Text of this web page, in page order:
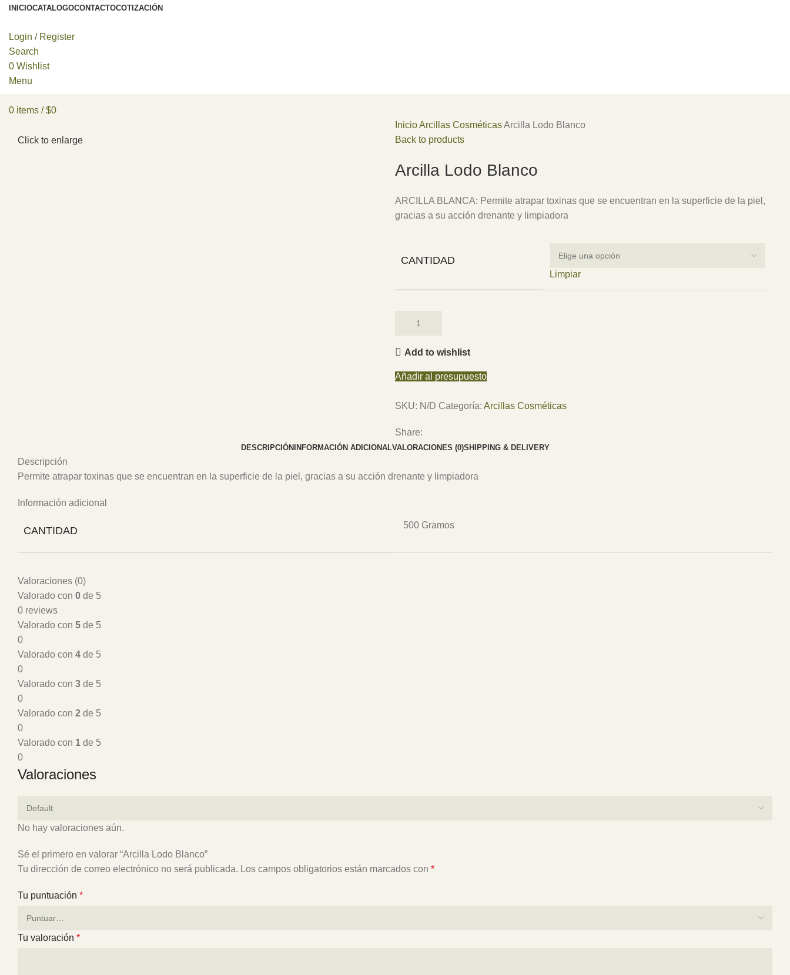
INICIOCATALOGOCONTACTOCOTIZACIÓN
Login / Register
Search
0 Wishlist
Menu
0 items / $0
Click to enlarge
InicioArcillas CosméticasArcilla Lodo Blanco
Back to products
Arcilla Lodo Blanco
ARCILLA BLANCA: Permite atrapar toxinas que se encuentran en la superficie de la piel,
gracias a su acción drenante y limpiadora
CANTIDAD
Limpiar
Add to wishlist
Añadir al presupuesto
SKU: N/D Categoría: Arcillas Cosméticas
Share:
DESCRIPCIÓN INFORMACIÓN ADICIONALVALORACIONES (0)SHIPPING & DELIVERY
Descripción
Permite atrapar toxinas que se encuentran en la superficie de la piel, gracias a su acción drenante y limpiadora
Información adicional
CANTIDAD 500 Gramos
Valoraciones (0)
Valorado con 0 de 5
0 reviews
Valorado con 5 de 5
0
Valorado con 4 de 5
0
Valorado con 3 de 5
0
Valorado con 2 de 5
0
Valorado con 1 de 5
0
Valoraciones
No hay valoraciones aún.
Sé el primero en valorar “Arcilla Lodo Blanco”
Tu dirección de correo electrónico no será publicada. Los campos obligatorios están marcados con *
Tu puntuación *
Tu valoración *